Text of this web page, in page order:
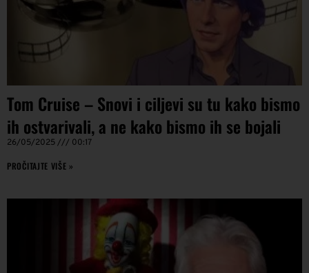
Tom Cruise – Snovi i ciljevi su tu kako bismo
ih ostvarivali, a ne kako bismo ih se bojali
26/05/2025 00:17
PROČITAJTE VIŠE »